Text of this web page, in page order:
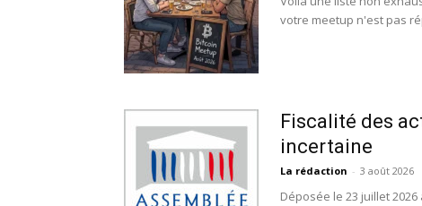
votre meetup n'est pas
Fiscalité des
incertaine
La rédaction - 3 août 2026
Déposée le 23 juillet